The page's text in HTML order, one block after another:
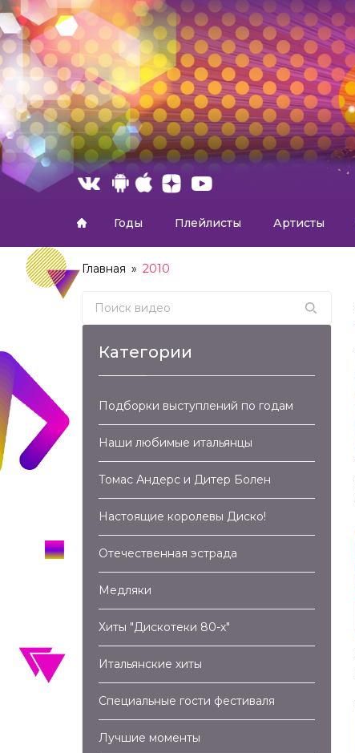
Годы Плейлисты Артисты
Главная » 2010
Search for:
Категории
Подборки выступлений по годам
Наши любимые итальянцы
Томас Андерс и Дитер Болен
Настоящие королевы Диско!
Отечественная эстрада
Медляки
Хиты "Дискотеки 80-х"
Итальянские хиты
Специальные гости фестиваля
Лучшие моменты